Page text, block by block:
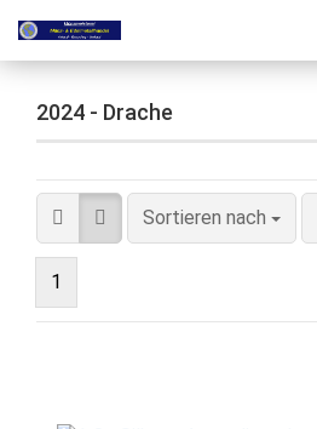
2024 - Drache
Sortieren nach
Sortieren nach
1